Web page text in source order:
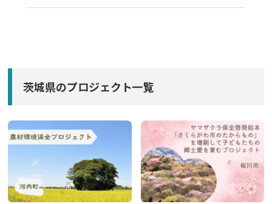
茨城県のプロジェクト一覧